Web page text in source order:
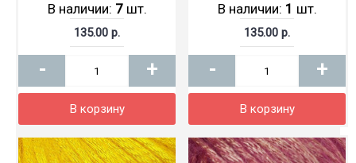
В наличии: 7шт.
135.00 р.
- +
В корзину
В наличии: 1 шт.
135.00 р.
- +
В корзину